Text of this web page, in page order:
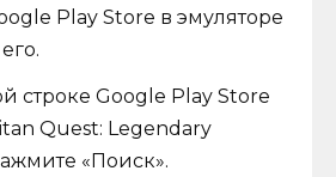
Play Store в эмуляторе
строке Google Play Store
Quest: Legendary
«Поиск».